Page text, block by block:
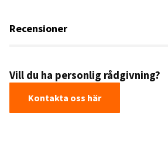
Recensioner
Vill du ha personlig rådgivning?
Kontakta oss här